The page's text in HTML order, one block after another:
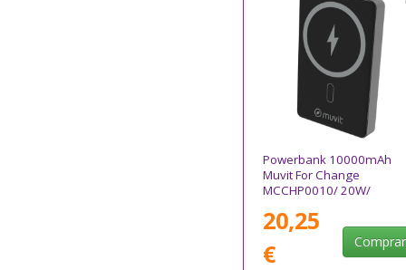
Powerbank 10000mAh
Muvit For Change
MCCHP0010/ 20W/
Cable USB Tipo-C
20,25
€
Comprar